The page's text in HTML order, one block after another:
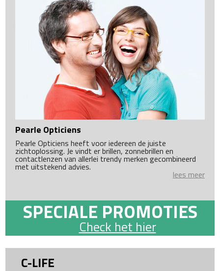
Pearle Opticiens
Pearle Opticiens heeft voor iedereen de juiste
zichtoplossing. Je vindt er brillen, zonnebrillen en
contactlenzen van allerlei trendy merken gecombineerd
met uitstekend advies.
lees meer
SPECIALE PROMOTIES
Check het hier
C-LIFE